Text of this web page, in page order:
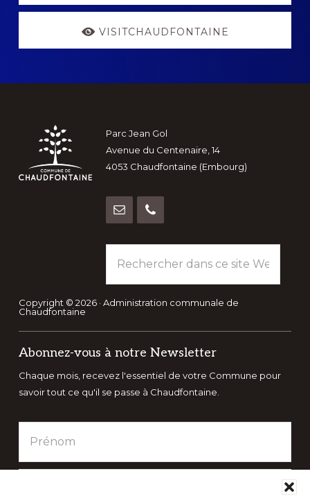
VISITCHAUDFONTAINE
Footer
Parc Jean Gol
Avenue du Centenaire, 14
4053 Chaudfontaine (Embourg)
dans
ce
site
Copyright © 2026 · Administration communale de
Chaudfontaine
Abonnez-vous à notre Newsletter
Chaque mois, recevez l'essentiel de votre Commune pour
savoir tout ce qu'il se passe à Chaudfontaine.